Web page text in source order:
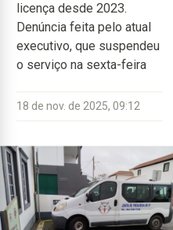
licença desde 2023.
Denúncia feita pelo atual
executivo, que suspendeu
o serviço na sexta-feira
18 de nov. de 2025, 09:12